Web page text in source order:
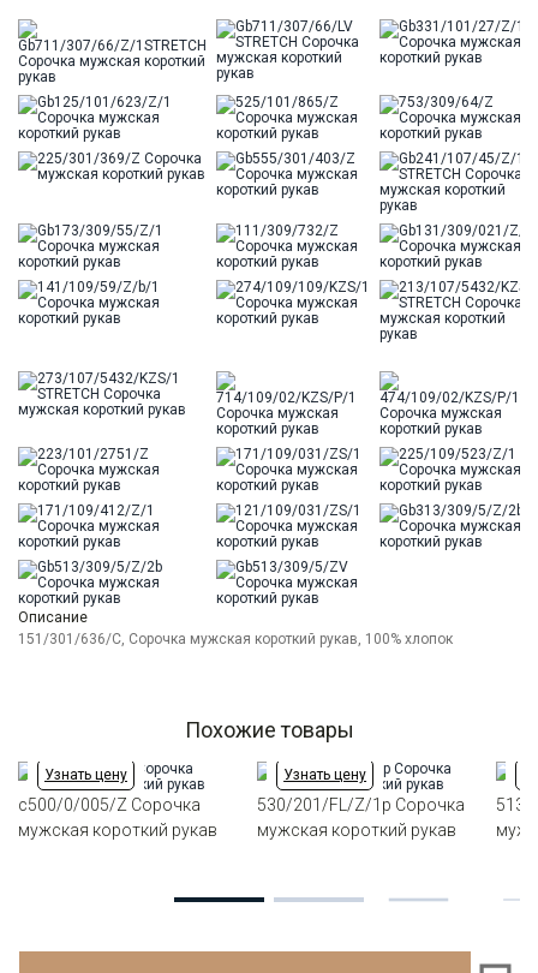
Описание
151/301/636/C, Сорочка мужская короткий рукав, 100% хлопок
Похожие товары
Узнать цену
c500/0/005/Z Сорочка
мужская короткий рукав
Узнать цену
530/201/FL/Z/1p Сорочка
мужская короткий рукав
513/